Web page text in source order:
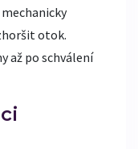
otok.
až po schválení